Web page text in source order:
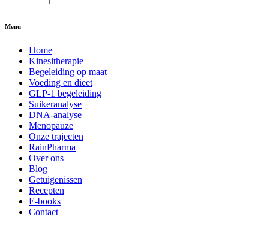
Menu
Home
Kinesitherapie
Begeleiding op maat
Voeding en dieet
GLP-1 begeleiding
Suikeranalyse
DNA-analyse
Menopauze
Onze trajecten
RainPharma
Over ons
Blog
Getuigenissen
Recepten
E-books
Contact